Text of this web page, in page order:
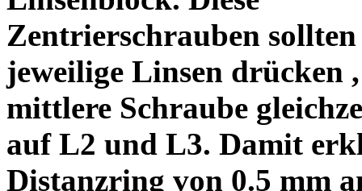
Zentrierschrauben
jeweilige Linsen drücken
mittlere Schraube
auf L2 und L3. Damit
Distanzring von 0.5 mm